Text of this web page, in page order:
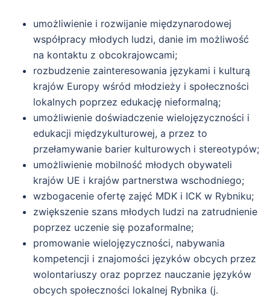
umożliwienie i rozwijanie międzynarodowej
współpracy młodych ludzi, danie im możliwość
na kontaktu z obcokrajowcami;
rozbudzenie zainteresowania językami i kulturą
krajów Europy wśród młodzieży i społeczności
lokalnych poprzez edukację nieformalną;
umożliwienie doświadczenie wielojęzyczności i
edukacji międzykulturowej, a przez to
przełamywanie barier kulturowych i stereotypów;
umożliwienie mobilność młodych obywateli
krajów UE i krajów partnerstwa wschodniego;
wzbogacenie ofertę zajęć MDK i ICK w Rybniku;
zwiększenie szans młodych ludzi na zatrudnienie
poprzez uczenie się pozaformalne;
promowanie wielojęzyczności, nabywania
kompetencji i znajomości języków obcych przez
wolontariuszy oraz poprzez nauczanie języków
obcych społeczności lokalnej Rybnika (j.